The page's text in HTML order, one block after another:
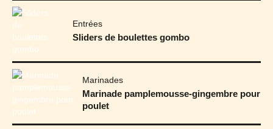
Entrées
Sliders de boulettes gombo
Marinades
Marinade pamplemousse-gingembre pour
poulet